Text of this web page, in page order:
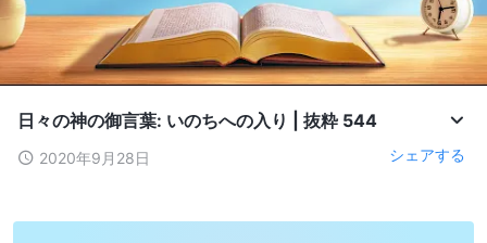
日々の神の御言葉: いのちへの入り | 抜粋 544
2020年9月28日 シェアする